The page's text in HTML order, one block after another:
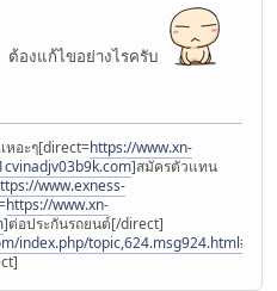
องแก้ไขอย่างไรครับ
หอะๆ[direct=https://www.xn-
]สมัครตัวแทน
www.exness-
https://www.xn-
]ต่อประกันรถยนต์[/direct]
index.php/